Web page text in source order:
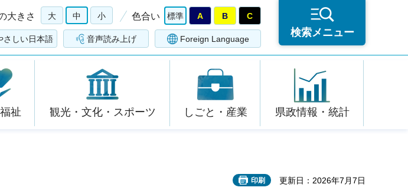
大きさ 大 中 小 色合い 標準 A B C
さしい日本語 音声読み上げ Foreign Language
検索メニュー
祉 観光・文化・スポーツ しごと・産業 県政情報・統計
印刷 更新日：2026年7月7日